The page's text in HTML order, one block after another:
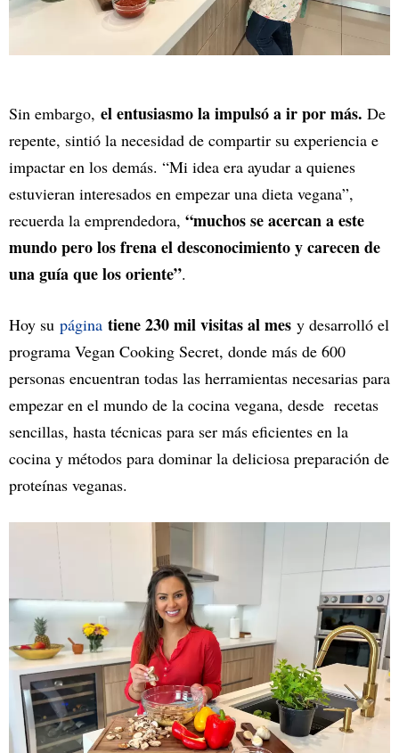
Sin embargo, el entusiasmo la impulsó a ir por más. De
repente, sintió la necesidad de compartir su experiencia e
impactar en los demás. “Mi idea era ayudar a quienes
estuvieran interesados en empezar una dieta vegana”,
recuerda la emprendedora, “muchos se acercan a este
mundo pero los frena el desconocimiento y carecen de
una guía que los oriente”.
Hoy su página tiene 230 mil visitas al mes y desarrolló el
programa Vegan Cooking Secret, donde más de 600
personas encuentran todas las herramientas necesarias para
empezar en el mundo de la cocina vegana, desde recetas
sencillas, hasta técnicas para ser más eficientes en la
cocina y métodos para dominar la deliciosa preparación de
proteínas veganas.